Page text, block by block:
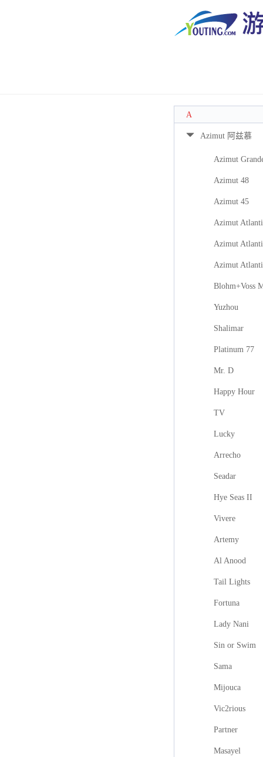
A
Azimut 阿兹慕
Azimut
Azimut 48
Azimut 45
Azimut
Azimut
Azimut
Blohm+Voss
Yuzhou
Shalimar
Platinum 77
Mr. D
Happy Hour
TV
Lucky
Arrecho
Seadar
Hye Seas II
Vivere
Artemy
Al Anood
Tail Lights
Fortuna
Lady Nani
Sin or Swim
Sama
Mijouca
Vic2rious
Partner
Masayel